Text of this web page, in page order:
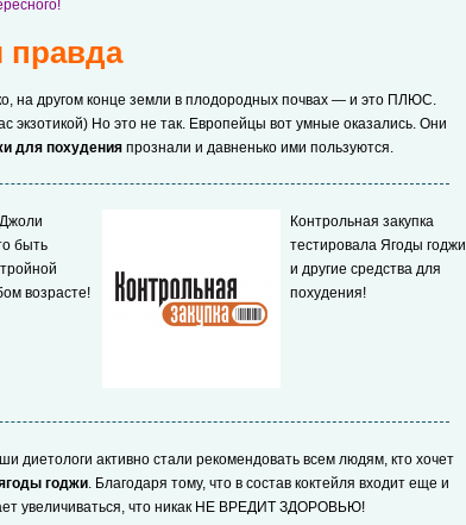
правда
на другом конце земли в плодородных почвах — и это ПЛЮС.
экзотикой) Но это не так. Европейцы вот умные оказались. Они
для похудения прознали и давненько ими пользуются.
быть
возрасте!
Контрольная закупка
тестировала Ягоды годжи
и другие средства для
похудения!
диетологи активно стали рекомендовать всем людям, кто хочет
годжи. Благодаря тому, что в состав коктейля входит еще и
увеличиваться, что никак НЕ ВРЕДИТ ЗДОРОВЬЮ!